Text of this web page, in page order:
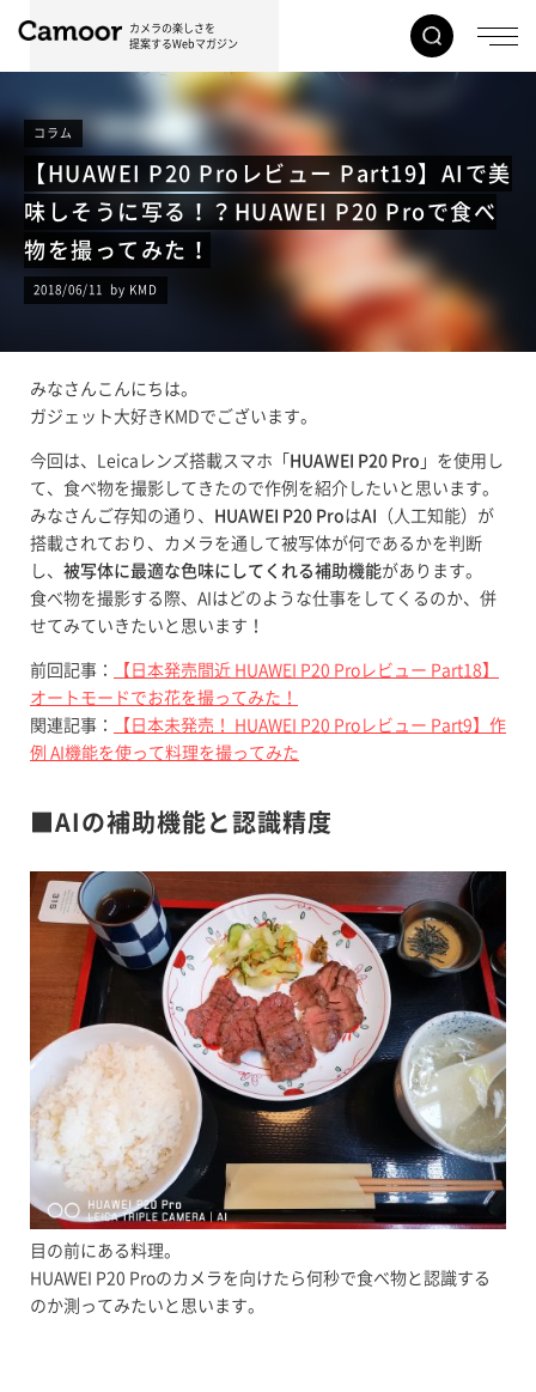
カメラの楽しさを
提案するWebマガジン
コラム
【HUAWEI P20 Proレビュー Part19】AIで美
味しそうに写る！？HUAWEI P20 Proで食べ
物を撮ってみた！
2018/06/11 by KMD
みなさんこんにちは。
ガジェット大好きKMDでございます。
今回は、Leicaレンズ搭載スマホ「 HUAWEI P20 Pro 」を使用し
て、食べ物を撮影してきたので作例を紹介したいと思います。
みなさんご存知の通り、
HUAWEI P20 ProはAI
（人工知能）が
搭載されており、カメラを通して被写体が何であるかを判断
し、 被写体に最適な色味にしてくれる補助機能があります。
食べ物を撮影する際、AIはどのような仕事をしてくるのか、併
せてみていきたいと思います！
前回記事：
【日本発売間近 HUAWEI P20 Proレビュー Part18】
オートモードでお花を撮ってみた！
関連記事：
【日本未発売！ HUAWEI P20 Proレビュー Part9】作
例 AI機能を使って料理を撮ってみた
■AIの補助機能と認識精度
目の前にある料理。
HUAWEI P20 Proのカメラを向けたら何秒で食べ物と認識する
のか測ってみたいと思います。